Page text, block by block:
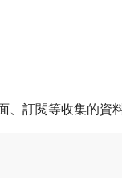
、訂閱等收集的資